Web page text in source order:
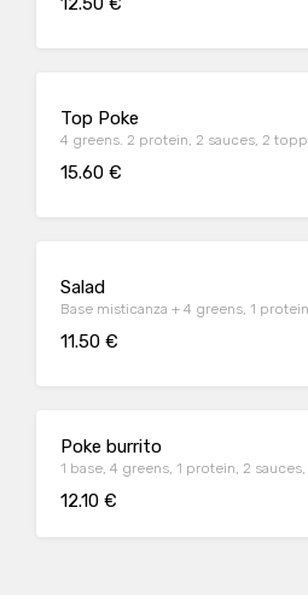
Top Poke
4 greens. 2 protein, 2 sauces, 2
15.60 €
Salad
Base misticanza + 4 greens, 1
11.50 €
Poke burrito
1 base, 4 greens, 1 protein, 2
12.10 €